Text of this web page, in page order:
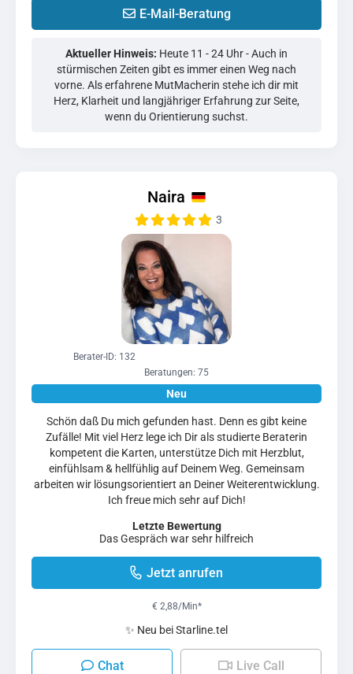
E-Mail-Beratung
Aktueller Hinweis: Heute 11 - 24 Uhr - Auch in
stürmischen Zeiten gibt es immer einen Weg nach
vorne. Als erfahrene MutMacherin stehe ich dir mit
Herz, Klarheit und langjähriger Erfahrung zur Seite,
wenn du Orientierung suchst.
Naira
3
Schön daß Du mich gefunden hast. Denn es gibt keine
Zufälle! Mit viel Herz lege ich Dir als studierte Beraterin
kompetent die Karten, unterstütze Dich mit Herzblut,
einfühlsam & hellfühlig auf Deinem Weg. Gemeinsam
arbeiten wir lösungsorientiert an Deiner Weiterentwicklung.
Ich freue mich sehr auf Dich!
Berater-ID: 132
Beratungen: 75
Letzte Bewertung
Das Gespräch war sehr hilfreich
Jetzt anrufen
€ 2,88/Min*
✨ Neu bei Starline.tel
Chat Live Call